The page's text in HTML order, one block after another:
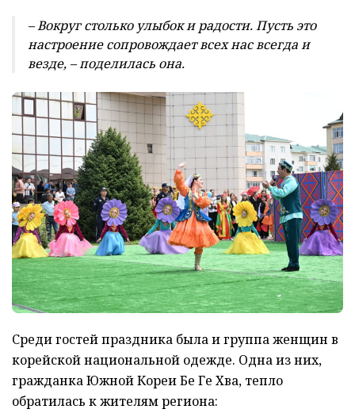
– Вокруг столько улыбок и радости. Пусть это
настроение сопровождает всех нас всегда и
везде, – поделилась она.
Среди гостей праздника была и группа женщин в
корейской национальной одежде. Одна из них,
гражданка Южной Кореи Бе Ге Хва, тепло
обратилась к жителям региона: